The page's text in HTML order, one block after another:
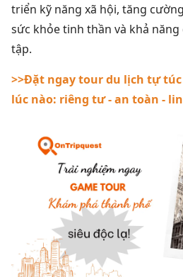
triển kỹ năng xã hội, tăng
sức khỏe tinh thần và khả
tập.
>>Đặt ngay tour du lịch tự
lúc nào: riêng tư - an toàn -